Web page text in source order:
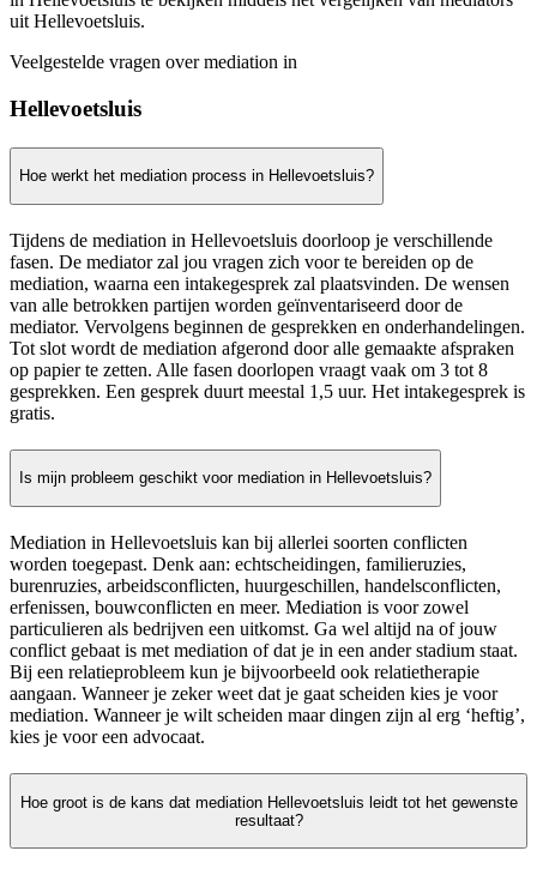
uit Hellevoetsluis.
Veelgestelde vragen over mediation in
Hellevoetsluis
Hoe werkt het mediation process in Hellevoetsluis?
Tijdens de mediation in Hellevoetsluis doorloop je verschillende
fasen. De mediator zal jou vragen zich voor te bereiden op de
mediation, waarna een intakegesprek zal plaatsvinden. De wensen
van alle betrokken partijen worden geïnventariseerd door de
mediator. Vervolgens beginnen de gesprekken en onderhandelingen.
Tot slot wordt de mediation afgerond door alle gemaakte afspraken
op papier te zetten. Alle fasen doorlopen vraagt vaak om 3 tot 8
gesprekken. Een gesprek duurt meestal 1,5 uur. Het intakegesprek is
gratis.
Is mijn probleem geschikt voor mediation in Hellevoetsluis?
Mediation in Hellevoetsluis kan bij allerlei soorten conflicten
worden toegepast. Denk aan: echtscheidingen, familieruzies,
burenruzies, arbeidsconflicten, huurgeschillen, handelsconflicten,
erfenissen, bouwconflicten en meer. Mediation is voor zowel
particulieren als bedrijven een uitkomst. Ga wel altijd na of jouw
conflict gebaat is met mediation of dat je in een ander stadium staat.
Bij een relatieprobleem kun je bijvoorbeeld ook relatietherapie
aangaan. Wanneer je zeker weet dat je gaat scheiden kies je voor
mediation. Wanneer je wilt scheiden maar dingen zijn al erg ‘heftig’,
kies je voor een advocaat.
Hoe groot is de kans dat mediation Hellevoetsluis leidt tot het gewenste
resultaat?